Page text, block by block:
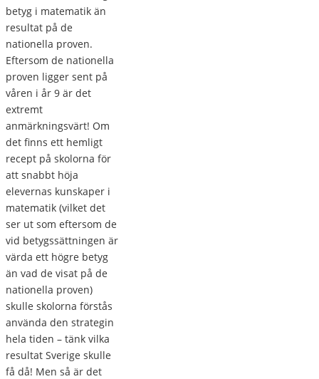
betyg i matematik än
resultat på de
nationella proven.
Eftersom de nationella
proven ligger sent på
våren i år 9 är det
extremt
anmärkningsvärt! Om
det finns ett hemligt
recept på skolorna för
att snabbt höja
elevernas kunskaper i
matematik (vilket det
ser ut som eftersom de
vid betygssättningen är
värda ett högre betyg
än vad de visat på de
nationella proven)
skulle skolorna förstås
använda den strategin
hela tiden – tänk vilka
resultat Sverige skulle
få då! Men så är det